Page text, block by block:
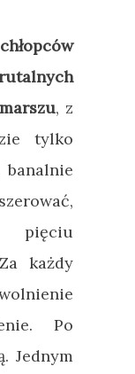
, z
tylko
pięciu
każdy
Po
Jednym